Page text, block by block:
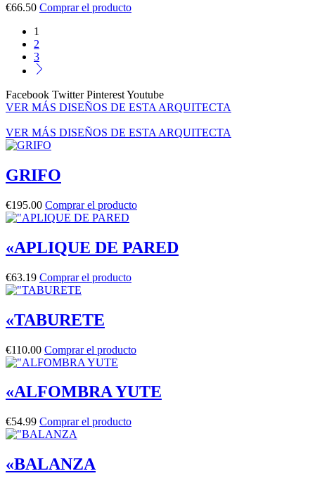
€66.50 Comprar el producto
1
2
3
Facebook Twitter PinterestYoutube
VER MÁS DISEÑOS DE ESTA ARQUITECTA
VER MÁS DISEÑOS DE ESTA ARQUITECTA
GRIFO
€195.00 Comprar el producto
«APLIQUE DE PARED
€63.19 Comprar el producto
«TABURETE
€110.00 Comprar el producto
«ALFOMBRA YUTE
€54.99 Comprar el producto
«BALANZA